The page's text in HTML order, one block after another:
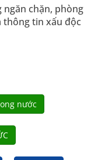
ngăn chặn, phòng
tin xấu độc
nước